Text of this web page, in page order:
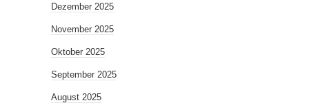
Dezember 2025
November 2025
Oktober 2025
September 2025
August 2025